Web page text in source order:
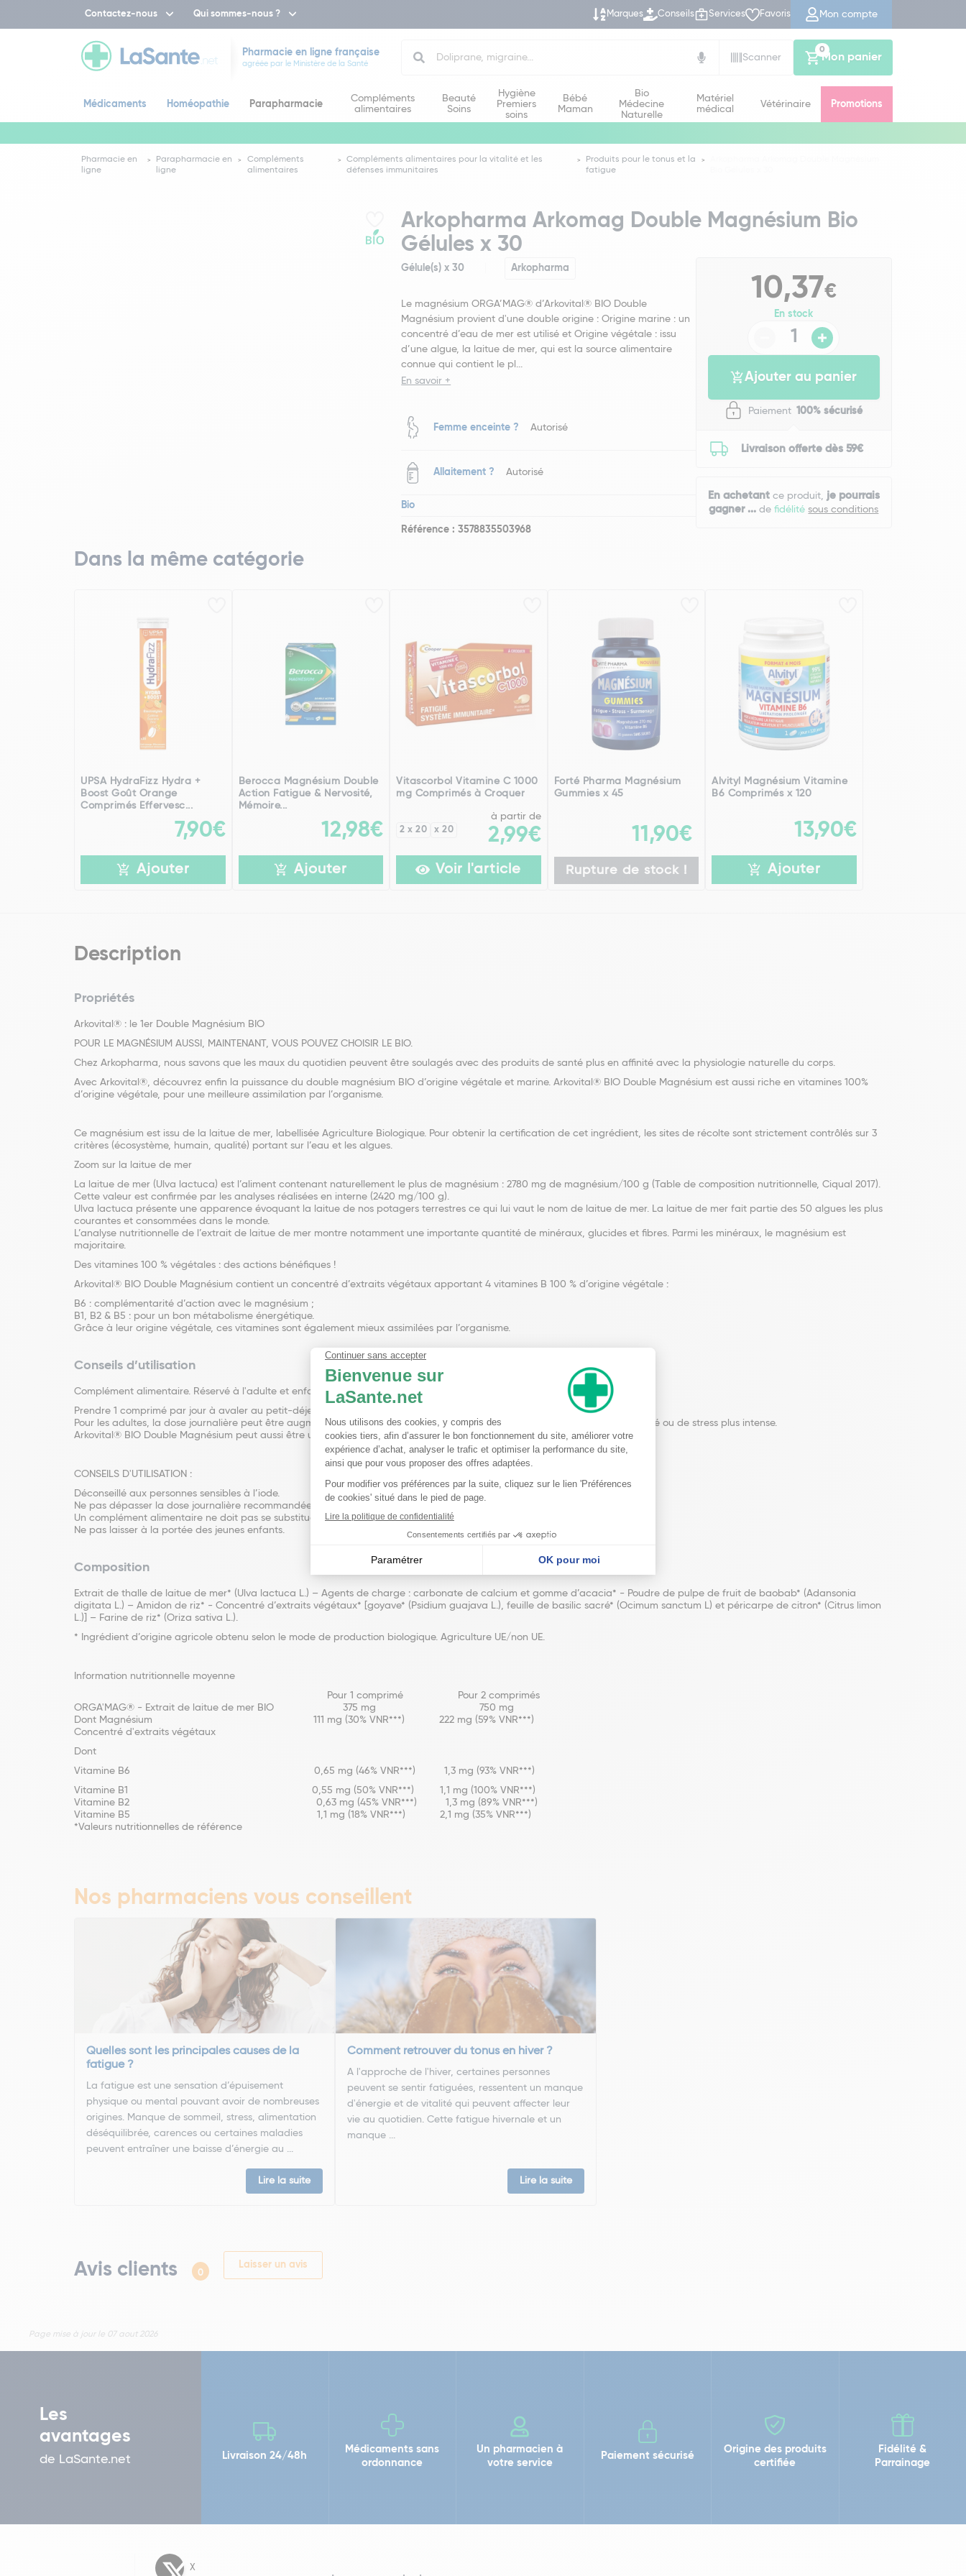
Contactez-nous Qui sommes-nous ? Marques Conseils Services Favoris Mon compte
Pharmacie en ligne française
agréée par le Ministère de la Santé
Scanner
Mon panier
0
Médicaments Homéopathie Parapharmacie
Compléments
alimentaires
Beauté
Soins
Hygiène
Premiers
soins
Bébé
Maman
Bio
Médecine
Naturelle
Matériel
médical
Vétérinaire Promotions
Pharmacie en
ligne
Parapharmacie en
ligne
Compléments
alimentaires
Compléments alimentaires pour la vitalité et les
défenses immunitaires
Produits pour le tonus et la
fatigue
Arkopharma Arkomag Double Magnésium Bio
Gélules x 30
Gélule(s) x 30 Arkopharma
Le magnésium ORGA’MAG® d’Arkovital® BIO Double
Magnésium provient d'une double origine : Origine marine : un
concentré d’eau de mer est utilisé et Origine végétale : issu
d’une algue, la laitue de mer, qui est la source alimentaire
connue qui contient le pl...
En savoir +
Femme enceinte ? Autorisé
Allaitement ? Autorisé
Bio
Référence : 3578835503968
10,37€
En stock
Ajouter au panier
Paiement 100% sécurisé
Livraison offerte dès 59€
En achetantce produit, je pourrais
gagner ... defidélitésous conditions
Dans la même catégorie
UPSA HydraFizz Hydra +
Boost Goût Orange
Comprimés Effervesc...
7,90€
Ajouter
Berocca Magnésium Double
Action Fatigue & Nervosité,
Mémoire...
12,98€
Ajouter
Vitascorbol Vitamine C 1000
mg Comprimés à Croquer
2 x 20 x 20
à partir de
2,99€
Voir l'article
Forté Pharma Magnésium
Gummies x 45
11,90€
Rupture de stock !
Alvityl Magnésium Vitamine
B6 Comprimés x 120
13,90€
Ajouter
Description
Propriétés
Arkovital® : le 1er Double Magnésium BIO
POUR LE MAGNÉSIUM AUSSI, MAINTENANT, VOUS POUVEZ CHOISIR LE BIO.
Chez Arkopharma, nous savons que les maux du quotidien peuvent être soulagés avec des produits de santé plus en affinité avec la physiologie naturelle du corps.
Avec Arkovital®, découvrez enfin la puissance du double magnésium BIO d’origine végétale et marine. Arkovital® BIO Double Magnésium est aussi riche en vitamines 100%
d’origine végétale, pour une meilleure assimilation par l’organisme.
Ce magnésium est issu de la laitue de mer, labellisée Agriculture Biologique. Pour obtenir la certification de cet ingrédient, les sites de récolte sont strictement contrôlés sur 3
critères (écosystème, humain, qualité) portant sur l’eau et les algues.
Zoom sur la laitue de mer
La laitue de mer (Ulva lactuca) est l’aliment contenant naturellement le plus de magnésium : 2780 mg de magnésium/100 g (Table de composition nutritionnelle, Ciqual 2017).
Cette valeur est confirmée par les analyses réalisées en interne (2420 mg/100 g).
Ulva lactuca présente une apparence évoquant la laitue de nos potagers terrestres ce qui lui vaut le nom de laitue de mer. La laitue de mer fait partie des 50 algues les plus
courantes et consommées dans le monde.
L’analyse nutritionnelle de l’extrait de laitue de mer montre notamment une importante quantité de minéraux, glucides et fibres. Parmi les minéraux, le magnésium est
majoritaire.
Des vitamines 100 % végétales : des actions bénéfiques !
Arkovital® BIO Double Magnésium contient un concentré d’extraits végétaux apportant 4 vitamines B 100 % d’origine végétale :
B6 : complémentarité d’action avec le magnésium ;
B1, B2 & B5 : pour un bon métabolisme énergétique.
Grâce à leur origine végétale, ces vitamines sont également mieux assimilées par l’organisme.
Conseils d’utilisation
Complément alimentaire. Réservé à l'adulte et enfant à partir de 6 ans.
Prendre 1 comprimé par jour à avaler au petit-déjeuner avec un grand verre d’eau.
Pour les adultes, la dose journalière peut être augmentée à 2 comprimés (1 le matin et 1 le soir) en cas de fatigue, de nervosité ou de stress plus intense.
Arkovital® BIO Double Magnésium peut aussi être utilisé chez la femme enceinte et allaitante.
CONSEILS D'UTILISATION :
Déconseillé aux personnes sensibles à l’iode.
Ne pas dépasser la dose journalière recommandée.
Un complément alimentaire ne doit pas se substituer à une alimentation variée et équilibrée et à un mode de vie sain.
Ne pas laisser à la portée des jeunes enfants.
Composition
Extrait de thalle de laitue de mer* (Ulva lactuca L.) – Agents de charge : carbonate de calcium et gomme d’acacia* - Poudre de pulpe de fruit de baobab* (Adansonia
digitata L.) – Amidon de riz* - Concentré d’extraits végétaux* [goyave* (Psidium guajava L.), feuille de basilic sacré* (Ocimum sanctum L) et péricarpe de citron* (Citrus limon
L.)] – Farine de riz* (Oriza sativa L.).
* Ingrédient d’origine agricole obtenu selon le mode de production biologique. Agriculture UE/non UE.
Information nutritionnelle moyenne
Pour 1 comprimé Pour 2 comprimés
ORGA'MAG® - Extrait de laitue de mer BIO 375 mg 750 mg
Dont Magnésium 111 mg (30% VNR***) 222 mg (59% VNR***)
Concentré d'extraits végétaux
Dont
Vitamine B6 0,65 mg (46% VNR***) 1,3 mg (93% VNR***)
Vitamine B1 0,55 mg (50% VNR***) 1,1 mg (100% VNR***)
Vitamine B2 0,63 mg (45% VNR***) 1,3 mg (89% VNR***)
Vitamine B5 1,1 mg (18% VNR***) 2,1 mg (35% VNR***)
*Valeurs nutritionnelles de référence
Nos pharmaciens vous conseillent
Quelles sont les principales causes de la
fatigue ?
La fatigue est une sensation d’épuisement
physique ou mental pouvant avoir de nombreuses
origines. Manque de sommeil, stress, alimentation
déséquilibrée, carences ou certaines maladies
peuvent entraîner une baisse d’énergie au ...
Lire la suite
Comment retrouver du tonus en hiver ?
A l'approche de l'hiver, certaines personnes
peuvent se sentir fatiguées, ressentent un manque
d'énergie et de vitalité qui peuvent affecter leur
vie au quotidien. Cette fatigue hivernale et un
manque ...
Lire la suite
Avis clients 0
Laisser un avis
Page mise à jour le 07 aout 2026
Les
avantages
de LaSante.net Livraison 24/48h
Médicaments sans
ordonnance
Un pharmacien à
votre service
Paiement sécurisé
Origine des produits
certifiée
Fidélité &
Parrainage
X